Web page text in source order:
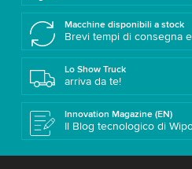
Macchine disponibili a stock
Brevi tempi di consegna
Lo Show Truck
arriva da te!
Innovation Magazine (EN)
Il Blog tecnologico di